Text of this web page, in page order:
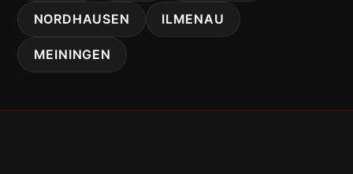
NORDHAUSEN ILMENAU
MEININGEN